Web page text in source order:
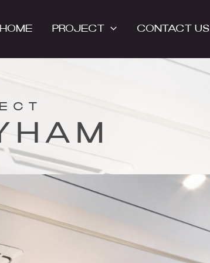
HOME PROJECT CONTACT US